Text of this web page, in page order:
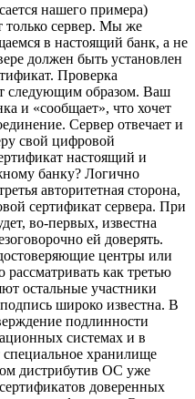
нашего примера)
только сервер. Мы же
в настоящий банк, а не
должен быть установлен
Проверка
следующим образом. Ваш
и «сообщает», что хочет
Сервер отвечает и
свой цифровой
настоящий и
банку? Логично
авторитетная сторона,
сертификат сервера. При
во-первых, известна
ей доверять.
центры или
как третью
остальные участники
широко известна. В
подлинности
системах и в
специальное хранилище
дистрибутив ОС уже
доверенных